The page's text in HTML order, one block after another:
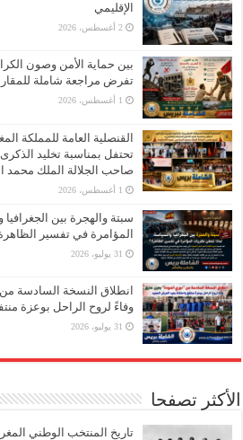
الإقليمي
2 أغسطس، 2026
بين حماية الأمن وصون
تفرض مراجعة شاملة
1 أغسطس، 2026
القنصلية العامة للمملكة
تحتفل بمناسبة تخليد
صاحب الجلالة الملك محمد
1 أغسطس، 2026
سبتة والهجرة بين
المؤامرة في تفسير
31 يوليو، 2026
انطلاق النسخة السادسة
وفاءً لروح الراحل بوعزة
31 يوليو، 2026
الأكثر تصفحا
تاريخ المنتخب الوطني